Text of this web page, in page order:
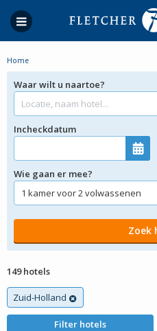
Home
Waar wilt u naartoe?
Incheckdatum
Wie gaan er mee?
149 hotels
Zuid-Holland
Filter hotels